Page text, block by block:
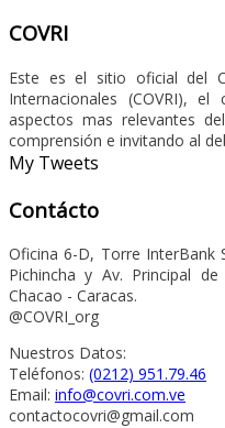
COVRI
Este es el sitio oficial del
Internacionales (COVRI),
aspectos mas relevantes
comprensión e invitando al
My Tweets
Contácto
Oficina 6-D, Torre InterBank
Pichincha y Av. Principal
Chacao - Caracas.
@COVRI_org
Nuestros Datos:
Teléfonos: (0212) 951.79.46
Email: info@covri.com.ve
contactocovri@gmail.com